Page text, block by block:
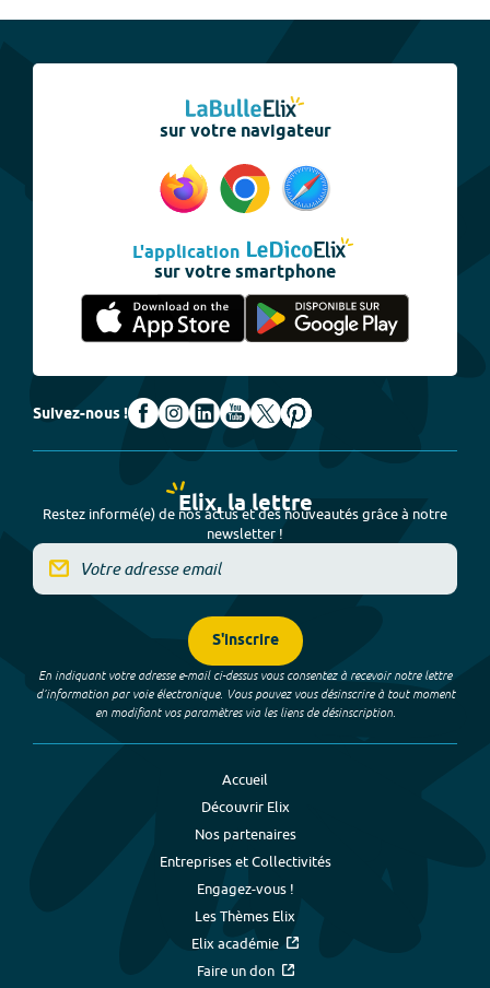
sur votre navigateur
L'application
sur votre smartphone
Suivez-nous !
Elix, la lettre
Restez informé(e) de nos actus et des nouveautés grâce à notre
newsletter !
S'inscrire
En indiquant votre adresse e-mail ci-dessus vous consentez à recevoir notre lettre
d’information par voie électronique. Vous pouvez vous désinscrire à tout moment
en modifiant vos paramètres via les liens de désinscription.
Accueil
Découvrir Elix
Nos partenaires
Entreprises et Collectivités
Engagez-vous !
Les Thèmes Elix
Elix académie
Faire un don